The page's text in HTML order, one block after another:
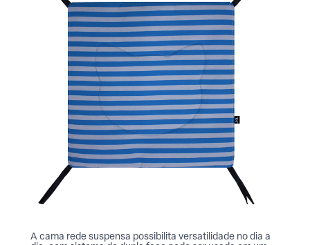
A cama rede suspensa possibilita versatilidade no dia a